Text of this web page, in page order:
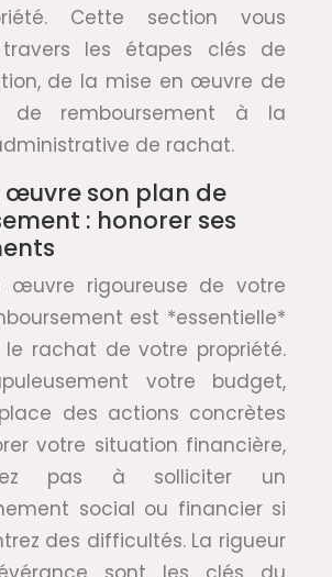
Cette section vous
les étapes clés de
de la mise en œuvre de
de remboursement à la
de rachat.
œuvre son plan de
: honorer ses
œuvre rigoureuse de votre
est *essentielle*
le rachat de votre propriété.
votre budget,
des actions concrètes
votre situation financière,
pas à solliciter un
social ou financier si
des difficultés. La rigueur